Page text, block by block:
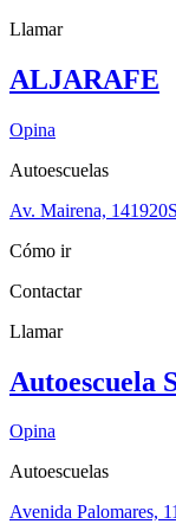
Llamar
ALJARAFE
Opina
Autoescuelas
Av. Mairena, 141920
Cómo ir
Contactar
Llamar
Autoescuela
Opina
Autoescuelas
Avenida